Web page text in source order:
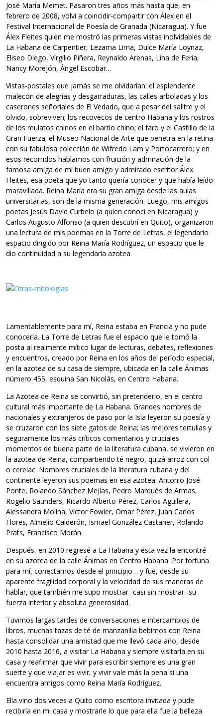
José María Memet. Pasaron tres años más hasta que, en
febrero de 2008, volví a coincidir-compartir con Álex en el
Festival Internacional de Poesía de Granada (Nicaragua). Y fue
Álex Fleites quien me mostró las primeras vistas inolvidables de
La Habana de Carpentier, Lezama Lima, Dulce María Loynaz,
Eliseo Diego, Virgilio Piñera, Reynaldo Arenas, Lina de Feria,
Nancy Morejón, Ángel Escobar…
Vistas-postales que jamás se me olvidarían: el esplendente
malecón de alegrías y desgarraduras, las calles arboladas y los
caserones señoriales de El Vedado, que a pesar del salitre y el
olvido, sobreviven; los recovecos de centro Habana y los rostros
de los mulatos chinos en el barrio chino; el faro y el Castillo de la
Gran Fuerza; el Museo Nacional de Arte que penetra en la retina
con su fabulosa colección de Wifredo Lam y Portocarrero; y en
esos recorridos hablamos con fruición y admiración de la
famosa amiga de mi buen amigo y admirado escritor Álex
Fleites, esa poeta que yo tanto quería conocer y que había leído
maravillada. Reina María era su gran amiga desde las aulas
universitarias, son de la misma generación. Luego, mis amigos
poetas Jesús David Curbelo (a quien conocí en Nicaragua) y
Carlos Augusto Alfonso (a quien descubrí en Quito), organizaron
una lectura de mis poemas en la Torre de Letras, el legendario
espacio dirigido por Reina María Rodríguez, un espacio que le
dio continuidad a su legendaria azotea.
Lamentablemente para mí, Reina estaba en Francia y no pude
conocerla. La Torre de Letras fue el espacio que le tomó la
posta al realmente mítico lugar de lecturas, debates, reflexiones
y encuentros, creado por Reina en los años del período especial,
en la azotea de su casa de siempre, ubicada en la calle Ánimas
número 455, esquina San Nicolás, en Centro Habana.
La Azotea de Reina se convirtió, sin pretenderlo, en el centro
cultural más importante de La Habana. Grandes nombres de
nacionales y extranjeros de paso por la Isla leyeron su poesía y
se cruzaron con los siete gatos de Reina; las mejores tertulias y
seguramente los más críticos comentarios y cruciales
momentos de buena parte de la literatura cubana, se vivieron en
la azotea de Reina, compartiendo té negro, quizá arroz con col
o cerelac. Nombres cruciales de la literatura cubana y del
continente leyeron sus poemas en esa azotea: Antonio José
Ponte, Rolando Sánchez Mejías, Pedro Marqués de Armas,
Rogelio Saunders, Ricardo Alberto Pérez, Carlos Aguilera,
Alessandra Molina, Víctor Fowler, Omar Pérez, Juan Carlos
Flores, Almelio Calderón, Ismael González Castañer, Rolando
Prats, Francisco Morán.
Después, en 2010 regresé a La Habana y ésta vez la encontré
en su azotea de la calle Ánimas en Centro Habana. Por fortuna
para mí, conectamos desde el principio… y fue, desde su
aparente fragilidad corporal y la velocidad de sus maneras de
hablar, que también me supo mostrar -casi sin mostrar- su
fuerza interior y absoluta generosidad.
Tuvimos largas tardes de conversaciones e intercambios de
libros, muchas tazas de té de manzanilla bebimos con Reina
hasta consolidar una amistad que me llevó cada año, desde
2010 hasta 2016, a visitar La Habana y siempre visitarla en su
casa y reafirmar que vivir para escribir siempre es una gran
suerte y que viajar es vivir, y vivir vale más la pena si una
encuentra amigos como Reina María Rodríguez.
Ella vino dos veces a Quito como escritora invitada y pude
recibirla en mi casa y mostrarle lo que para ella fue la belleza